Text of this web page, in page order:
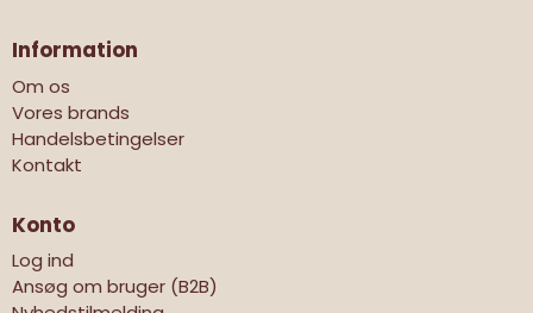
Information
Om os
Vores brands
Handelsbetingelser
Kontakt
Konto
Log ind
Ansøg om bruger (B2B)